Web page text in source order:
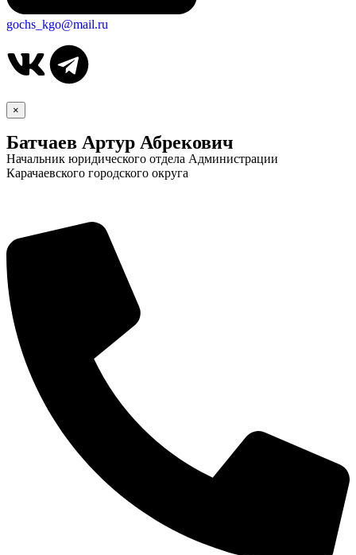
gochs_kgo@mail.ru
×
Батчаев Артур Абрекович
Начальник юридического отдела Администрации
Карачаевского городского округа